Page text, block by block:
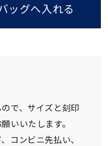
ッグへ入れる
で、サイズと刻印
いいたします。
コンビニ先払い、